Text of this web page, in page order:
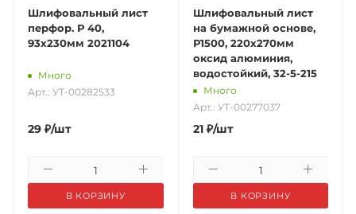
Шлифовальный лист
перфор. Р 40,
93х230мм 2021104
Много
Арт.: УТ-00282533
29 ₽/шт
В КОРЗИНУ
Шлифовальный лист
на бумажной основе,
Р1500, 220х270мм
оксид алюминия,
водостойкий, 32-5-215
Много
Арт.: УТ-00277037
21₽/шт
В КОРЗИНУ